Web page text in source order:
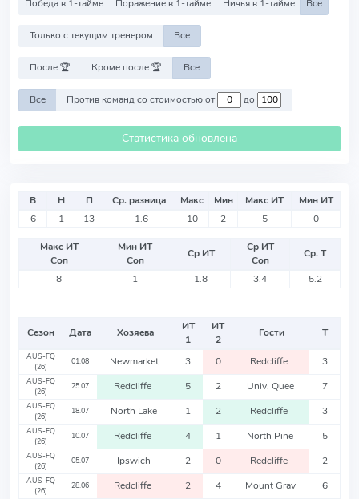
Победа в 1-тайме Поражение в 1-тайме Ничья в 1-тайме Все
Только с текущим тренером Все
После 🏆 Кроме после 🏆 Все
Все Против команд со стоимостью от до
Статистика обновлена
В Н П Ср. разница Макс Мин Макс ИТ
Мин ИТ
6
1 13 -1.6 10 2 5 0
Макс ИТ
Соп
Мин ИТ
Соп
Ср ИТ
Ср ИТ
Соп
Ср. Т
8
1 1.8 3.4 5.2
Сезон Дата Хозяева
ИТ
1
ИТ
2
Гости Т
AUS-FQ
(26)
01.08 Newmarket 3 0 Redcliffe 3
AUS-FQ
(26)
25.07 Redcliffe 5 2 Univ. Quee 7
AUS-FQ
(26)
18.07 North Lake 1 2 Redcliffe 3
AUS-FQ
(26)
10.07 Redcliffe 4 1 North Pine 5
AUS-FQ
(26)
05.07 Ipswich 2 0 Redcliffe 2
AUS-FQ
(26)
28.06 Redcliffe 2 4 Mount Grav 6